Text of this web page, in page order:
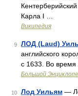
Карла I …
Википедия
9 ЛОД (Laud)
английского
с 1633. Во время
Большой
10 Лод Уильям —